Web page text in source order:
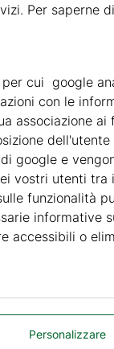
Per saperne
cui google
con le
associazione
google e
vostri utenti
funzionalità
accessibili o
Personalizzare